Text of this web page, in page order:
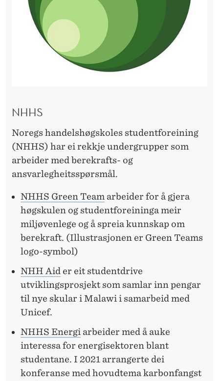
NHHS
Noregs handelshøgskoles studentforeining
(NHHS) har ei rekkje undergrupper som
arbeider med berekrafts- og
ansvarlegheitsspørsmål.
NHHS Green Team arbeider for å gjera
høgskulen og studentforeininga meir
miljøvenlege og å spreia kunnskap om
berekraft. (Illustrasjonen er Green Teams
logo-symbol)
NHH Aid er eit studentdrive
utviklingsprosjekt som samlar inn pengar
til nye skular i Malawi i samarbeid med
Unicef.
NHHS Energi arbeider med å auke
interessa for energisektoren blant
studentane. I 2021 arrangerte dei
konferanse med hovudtema karbonfangst